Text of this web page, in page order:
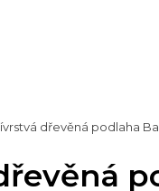
dřevěná podlaha